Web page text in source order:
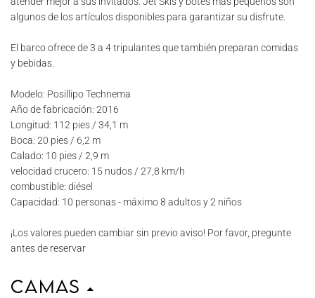
algunos de los artículos disponibles para garantizar su disfrute.
El barco ofrece de 3 a 4 tripulantes que también preparan comidas
y bebidas.
Modelo: Posillipo Technema
Año de fabricación: 2016
Longitud: 112 pies / 34,1 m
Boca: 20 pies / 6,2 m
Calado: 10 pies / 2,9 m
velocidad crucero: 15 nudos / 27,8 km/h
combustible: diésel
Capacidad: 10 personas - máximo 8 adultos y 2 niños
¡Los valores pueden cambiar sin previo aviso! Por favor, pregunte
antes de reservar
Camas